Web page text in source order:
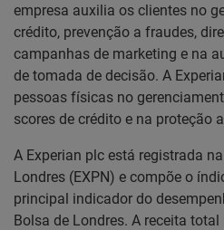
empresa auxilia os clientes no
crédito, prevenção a fraudes,
campanhas de marketing e na
de tomada de decisão. A
pessoas físicas no
scores de crédito e na proteção
A Experian plc está registrada
Londres (EXPN) e compõe o
principal indicador do
Bolsa de Londres. A receita